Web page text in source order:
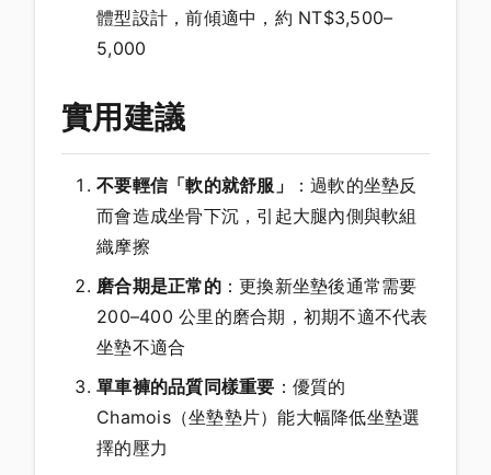
體型設計，前傾適中，約 NT$3,500–
5,000
實用建議
不要輕信「軟的就舒服」
：過軟的坐墊反
而會造成坐骨下沉，引起大腿內側與軟組
織摩擦
磨合期是正常的：更換新坐墊後通常需要
200–400 公里的磨合期，初期不適不代表
坐墊不適合
單車褲的品質同樣重要 ：優質的
Chamois（坐墊墊片）能大幅降低坐墊選
擇的壓力